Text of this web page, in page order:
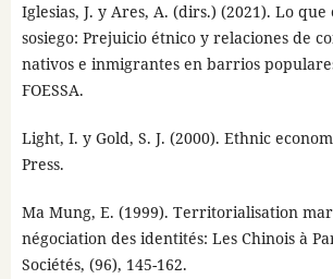
Iglesias, J. y Ares, A. (dirs.) (2021). Lo que
sosiego: Prejuicio étnico y relaciones de
nativos e inmigrantes en barrios
FOESSA.
Light, I. y Gold, S. J. (2000). Ethnic
Press.
Ma Mung, E. (1999). Territorialisation
négociation des identités: Les Chinois à
Sociétés, (96), 145-162.